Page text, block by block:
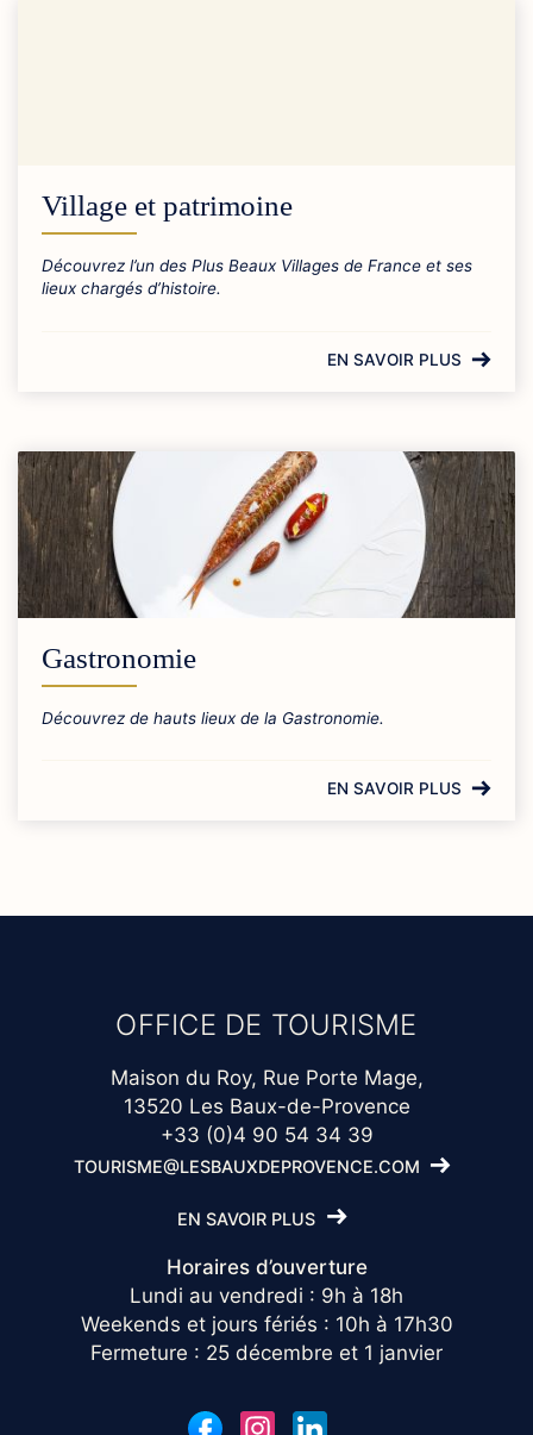
Village et patrimoine
Découvrez l’un des Plus Beaux Villages de France et ses
lieux chargés d’histoire.
EN SAVOIR PLUS
Gastronomie
Découvrez de hauts lieux de la Gastronomie.
EN SAVOIR PLUS
OFFICE DE TOURISME
Maison du Roy, Rue Porte Mage,
13520 Les Baux-de-Provence
+33 (0)4 90 54 34 39
TOURISME@LESBAUXDEPROVENCE.COM
EN SAVOIR PLUS
Horaires d’ouverture
Lundi au vendredi : 9h à 18h
Weekends et jours fériés : 10h à 17h30
Fermeture : 25 décembre et 1 janvier